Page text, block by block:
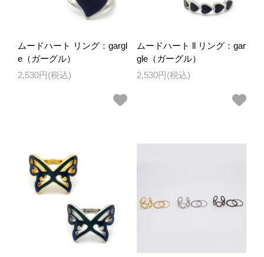
ムードハート リング：gargl
e（ガーグル）
2,530円(税込)
ムードハート ll リング：gar
gle（ガーグル）
2,530円(税込)